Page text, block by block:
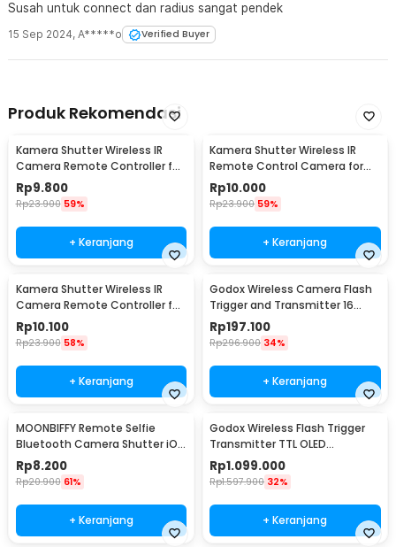
Susah untuk connect dan radius sangat pendek
15 Sep 2024, A*****o Verified Buyer
Produk Rekomendasi
Kamera Shutter Wireless IR
Camera Remote Controller for
Nikon Camera
Rp9.800
Rp23.900 59%
+ Keranjang
Kamera Shutter Wireless IR
Remote Control Camera for
Sony Camera
Rp10.000
Rp23.900 59%
+ Keranjang
Kamera Shutter Wireless IR
Camera Remote Controller for
Canon Camera
Rp10.100
Rp23.900 58%
+ Keranjang
Godox Wireless Camera Flash
Trigger and Transmitter 16
Channel - CT-16
Rp197.100
Rp296.900 34%
+ Keranjang
MOONBIFFY Remote Selfie
Bluetooth Camera Shutter iOS
Android - XFY-001
Rp8.200
Rp20.900 61%
+ Keranjang
Godox Wireless Flash Trigger
Transmitter TTL OLED
Touchscreen 2.4 GHz Sony
Camera - X3
Rp1.099.000
Rp1.597.900 32%
+ Keranjang